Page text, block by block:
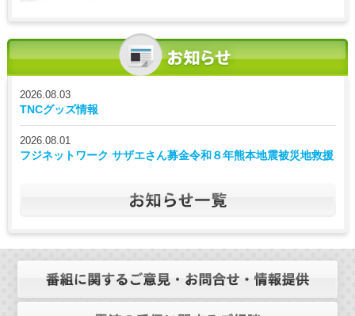
2026.08.03
TNCグッズ情報
2026.08.01
フジネットワーク サザエさん募金令和８年熊本地震被災地救援